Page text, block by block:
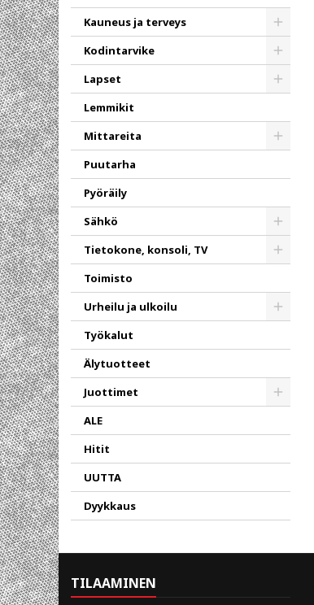
Kauneus ja terveys
Kodintarvike
Lapset
Lemmikit
Mittareita
Puutarha
Pyöräily
Sähkö
Tietokone, konsoli, TV
Toimisto
Urheilu ja ulkoilu
Työkalut
Älytuotteet
Juottimet
ALE
Hitit
UUTTA
Dyykkaus
TILAAMINEN